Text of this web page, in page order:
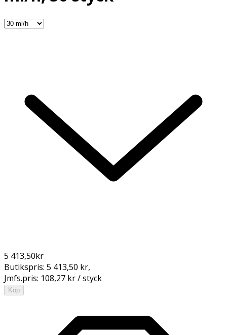
5 413,50kr
Butikspris: 5 413,50 kr,
Jmfs.pris: 108,27 kr / styck
Köp